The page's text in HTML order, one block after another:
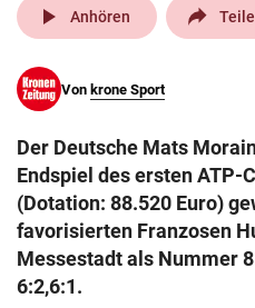
search
eingeben
© Krone Multimedia GmbH & Co
Muthgasse 2, 1190 Wien
play_arrow Anhören
Von krone Sport
Der Deutsche Mats
Endspiel des ersten ATP-
(Dotation: 88.520 Euro)
favorisierten Franzosen
Messestadt als Nummer
6:2,6:1.